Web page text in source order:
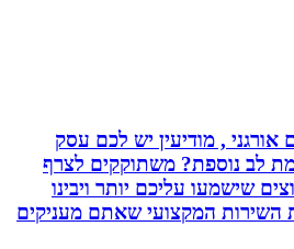
, מודיעין יש לכם עסק
משתוקקים לצרף
עליכם יותר ויבינו
המקצועי שאתם מעניקים